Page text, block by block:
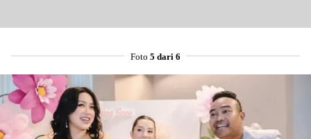
Foto 5 dari 6